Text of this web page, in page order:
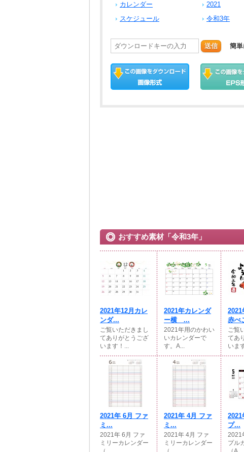
カレンダー 2021
スケジュール
令和3年
送信 簡単
おすすめ素材「令和3年」
2021年12月カレ
ンダ...
ご覧いただきまし
てありがとうござ
います！...
2021年カレンダ
ー横 ...
2021年用のかわい
いカレンダーで
す。A...
2021
赤べ
ご覧
てあ
いま
2021年 6月 ファ
ミ...
2021年 6月 ファ
ミリーカレンダー
2021年 4月 ファ
ミ...
2021年 4月 ファ
ミリーカレンダー
2021
プ...
2021
プル